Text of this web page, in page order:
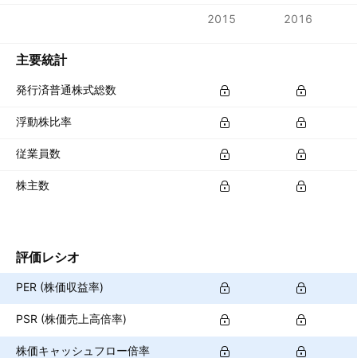
2015 2016
主要統計
発行済普通株式総数
浮動株比率
従業員数
株主数
評価レシオ
PER (株価収益率)
PSR (株価売上高倍率)
株価キャッシュフロー倍率